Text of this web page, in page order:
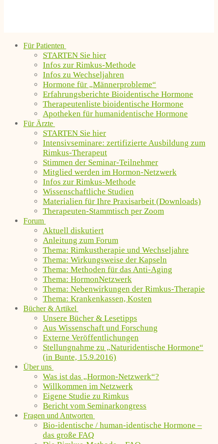
Für Patienten
STARTEN Sie hier
Infos zur Rimkus-Methode
Infos zu Wechseljahren
Hormone für „Männerprobleme“
Erfahrungsberichte Bioidentische Hormone
Therapeutenliste bioidentische Hormone
Apotheken für humanidentische Hormone
Für Ärzte
STARTEN Sie hier
Intensivseminare: zertifizierte Ausbildung zum
Rimkus-Therapeut
Stimmen der Seminar-Teilnehmer
Mitglied werden im Hormon-Netzwerk
Infos zur Rimkus-Methode
Wissenschaftliche Studien
Materialien für Ihre Praxisarbeit (Downloads)
Therapeuten-Stammtisch per Zoom
Forum
Aktuell diskutiert
Anleitung zum Forum
Thema: Rimkustherapie und Wechseljahre
Thema: Wirkungsweise der Kapseln
Thema: Methoden für das Anti-Aging
Thema: HormonNetzwerk
Thema: Nebenwirkungen der Rimkus-Therapie
Thema: Krankenkassen, Kosten
Bücher & Artikel
Unsere Bücher & Lesetipps
Aus Wissenschaft und Forschung
Externe Veröffentlichungen
Stellungnahme zu „Naturidentische Hormone“
(in Bunte, 15.9.2016)
Über uns
Was ist das „Hormon-Netzwerk“?
Willkommen im Netzwerk
Eigene Studie zu Rimkus
Bericht vom Seminarkongress
Fragen und Antworten
Bio-identische / human-identische Hormone –
das große FAQ